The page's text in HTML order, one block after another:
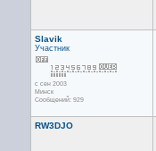
Slavik
Участник
с сен 2003
Минск
Сообщений: 929
RW3DJO